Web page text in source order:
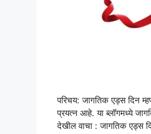
परिचय: जागतिक एड्स दिन
प्रयत्न आहे. या ब्लॉगमध्ये
देखील वाचा : जागतिक एड्स